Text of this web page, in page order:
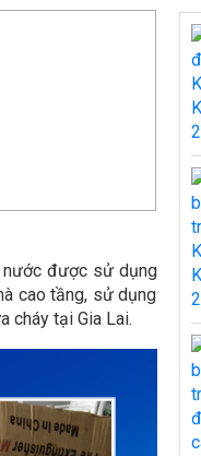
nước được sử dụng
cao tầng, sử dụng
cháy tại Gia Lai.